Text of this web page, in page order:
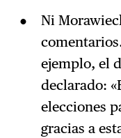
Ni
ejemplo, el
declarado:
elecciones
gracias a